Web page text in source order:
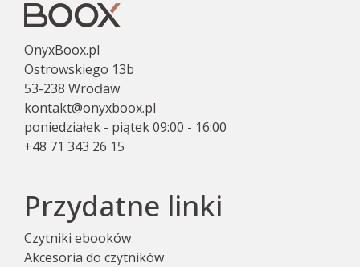
OnyxBoox.pl
Ostrowskiego 13b
53-238 Wrocław
kontakt@onyxboox.pl
poniedziałek - piątek 09:00 - 16:00
+48 71 343 26 15
Przydatne linki
Czytniki ebooków
Akcesoria do czytników